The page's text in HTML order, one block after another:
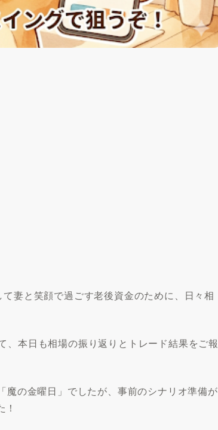
妻と笑顔で過ごす老後資金のために、日々相
、本日も相場の振り返りとトレード結果をご報
の金曜日」でしたが、事前のシナリオ準備が